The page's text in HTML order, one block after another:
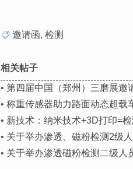
邀请函, 检测
相关帖子
• 第四届中国（郑州）三磨展邀
• 称重传感器助力路面动态超载
• 新技术：纳米技术+3D打印=
• 关于举办渗透、磁粉检测2级
• 关于举办渗透磁粉检测二级人